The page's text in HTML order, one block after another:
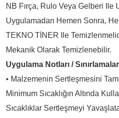
NB Fırça, Rulo Veya Gelberi Ile
Uygulamadan Hemen Sonra,
TEKNO TİNER Ile
Mekanik Olarak Temizlenebilir.
Uygulama Notları / Sınırlamalar
• Malzemenin Sertleşmesini
Minimum Sıcaklığın Altında
Sıcaklıklar Sertleşmeyi